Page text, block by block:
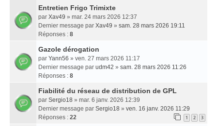
Entretien Frigo Trimixte
par Xav49 » mar. 24 mars 2026 12:37
Dernier message par Xav49 » sam. 28 mars 2026 19:11
Réponses : 8
Gazole dérogation
par Yann56 » ven. 27 mars 2026 11:17
Dernier message par udm42 » sam. 28 mars 2026 11:26
Réponses : 8
Fiabilité du réseau de distribution de GPL
par Sergio18 » mar. 6 janv. 2026 12:39
Dernier message par Sergio18 » ven. 16 janv. 2026 11:29
Réponses : 22 1 2 3